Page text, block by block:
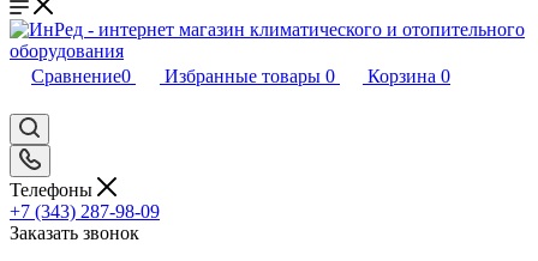
Сравнение0 Избранные товары 0 Корзина 0
Телефоны
+7 (343) 287-98-09
Заказать звонок